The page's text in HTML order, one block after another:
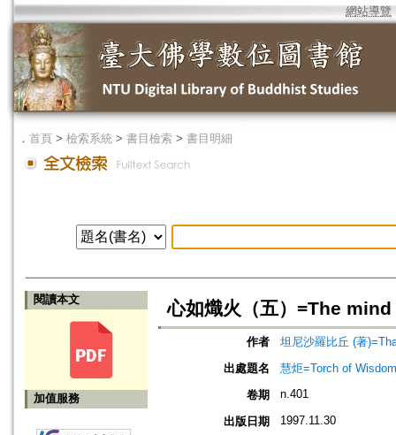
網站導覽
． 首頁 > 檢索系統 > 書目檢索 > 書目明細
閱讀本文
加值服務
心如熾火（五）=The
作者
坦尼沙羅比丘 (著
出處題名
慧炬=Torch of
卷期
n.401
出版日期 1997.11.30